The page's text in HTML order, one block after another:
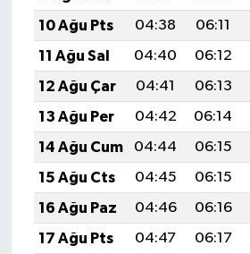
10 Ağu Pts
04:38 06:11
11 Ağu Sal
04:40 06:12
12 Ağu Çar
04:41 06:13
13 Ağu Per
04:42 06:14
14 Ağu Cum
04:44 06:15
15 Ağu Cts
04:45 06:15
16 Ağu Paz
04:46 06:16
17 Ağu Pts
04:47 06:17